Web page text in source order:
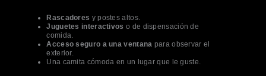
Rascadores y postes altos.
Juguetes interactivos o de dispensación de
comida.
Acceso seguro a una ventana para observar el
exterior.
Una camita cómoda en un lugar que le guste.